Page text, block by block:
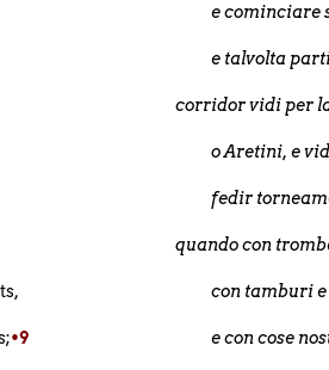
•9
e cominciare
e talvolta
corridor vidi per
o Aretini, e
fedir
quando con
con tamburi
e con cose